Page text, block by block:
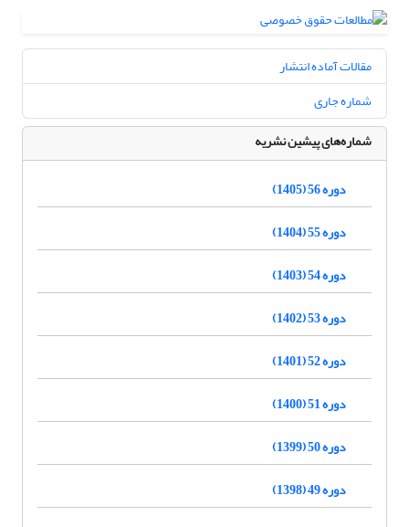
مقالات آماده انتشار
شماره جاری
شماره‌های پیشین نشریه
دوره 56 (1405)
دوره 55 (1404)
دوره 54 (1403)
دوره 53 (1402)
دوره 52 (1401)
دوره 51 (1400)
دوره 50 (1399)
دوره 49 (1398)